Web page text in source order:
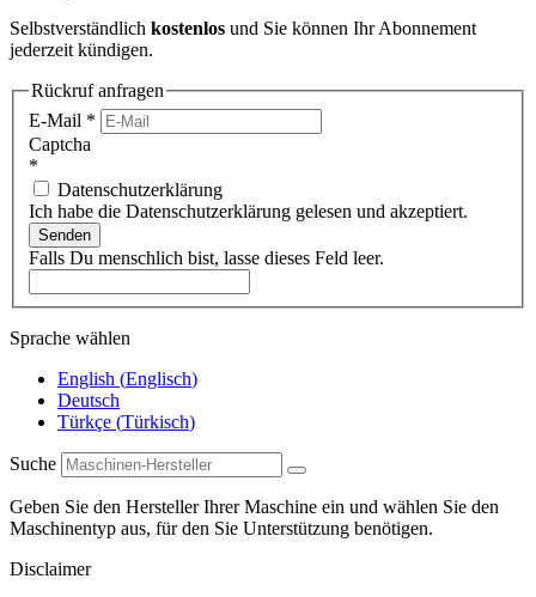
Selbstverständlich kostenlos und Sie können Ihr Abonnement
jederzeit kündigen.
Rückruf anfragen
E-Mail *
Captcha
*
Datenschutzerklärung
Ich habe die Datenschutzerklärung gelesen und akzeptiert.
Senden
Falls Du menschlich bist, lasse dieses Feld leer.
Sprache wählen
English (Englisch)
Deutsch
Türkçe (Türkisch)
Suche
Geben Sie den Hersteller Ihrer Maschine ein und wählen Sie den
Maschinentyp aus, für den Sie Unterstützung benötigen.
Disclaimer